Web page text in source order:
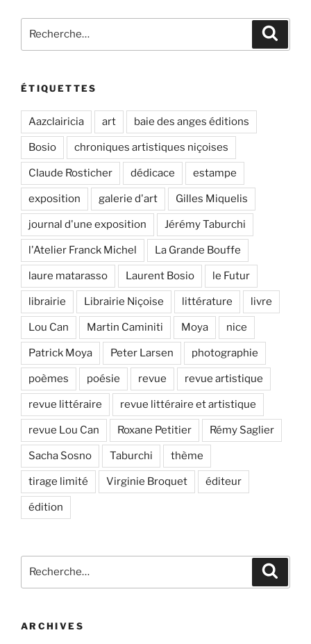
pour
ÉTIQUETTES
Aazclairicia art baie des anges éditions
Bosio chroniques artistiques niçoises
Claude Rosticher dédicace estampe
exposition galerie d'art Gilles Miquelis
journal d'une exposition Jérémy Taburchi
l'Atelier Franck Michel La Grande Bouffe
laure matarasso Laurent Bosio le Futur
librairie Librairie Niçoise littérature livre
Lou Can Martin Caminiti Moya nice
Patrick Moya Peter Larsen photographie
poèmes poésie revue revue artistique
revue littéraire revue littéraire et artistique
revue Lou Can Roxane Petitier Rémy Saglier
Sacha Sosno Taburchi thème
tirage limité Virginie Broquet éditeur
édition
pour
ARCHIVES